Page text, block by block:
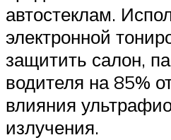
автостеклам.
электронной
защитить салон,
водителя на 85%
влияния
излучения.